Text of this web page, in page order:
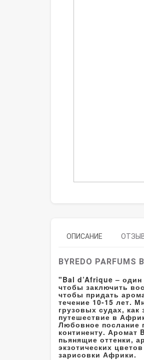
ОПИСАНИЕ
BYREDO PARFUMS
"Bal d’Afrique –
чтобы заключить
чтобы придать
течение 10-15 лет.
грузовых судах,
путешествие в
Любовное послание
континенту. Аромат
пьянящие оттенки,
экзотических
зарисовки Африки.